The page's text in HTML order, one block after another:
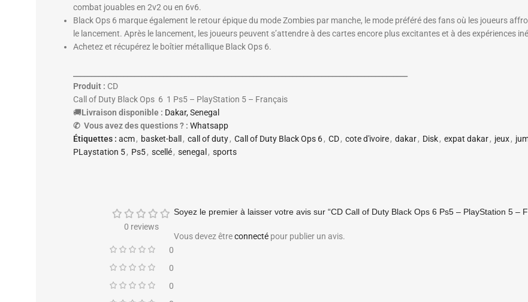
Étiquettes : acm, basket-ball , call of duty, Call of Duty Black Ops 6, CD, cote d'ivoire, dakar, Disk, expat dakar, jeux,
PLaystation 5, Ps5, scellé, senegal , sports
combat jouables en 2v2 ou en 6v6.
Black Ops 6 marque également le retour épique du mode Zombies par manche, le mode préféré des fans où les joueurs
le lancement. Après le lancement, les joueurs peuvent s’attendre à des cartes encore plus excitantes et à des expériences
Achetez et récupérez le boîtier métallique Black Ops 6.
Produit : CD
Call of Duty Black Ops 6 1 Ps5 – PlayStation 5 – Français
🚚Livraison disponible : Dakar, Senegal
✆ Vous avez des questions ? : Whatsapp
0 reviews
0
0
0
Soyez le premier à laisser votre avis sur “CD Call of Duty Black Ops 6 Ps5 – PlayStation 5 –
Vous devez êtreconnecté pour publier un avis.